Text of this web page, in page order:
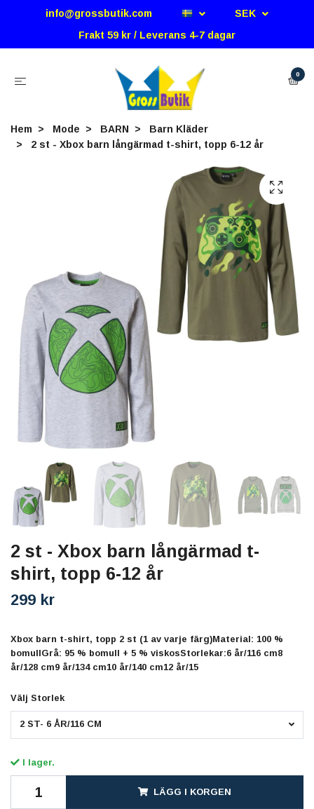
info@grossbutik.com
SEK
Frakt 59 kr / Leverans 4-7 dagar
0
Hem Mode BARN
Barn Kläder
2 st - Xbox barn långärmad t-shirt, topp 6-12 år
2 st - Xbox barn långärmad t-
shirt, topp 6-12 år
299 kr
Xbox barn t-shirt, topp 2 st (1 av varje färg)Material: 100 %
bomullGrå: 95 % bomull + 5 % viskosStorlekar:6 år/116 cm8
år/128 cm9 år/134 cm10 år/140 cm12 år/15
Välj Storlek
2 ST- 6 ÅR/116 CM
I lager.
LÄGG I KORGEN